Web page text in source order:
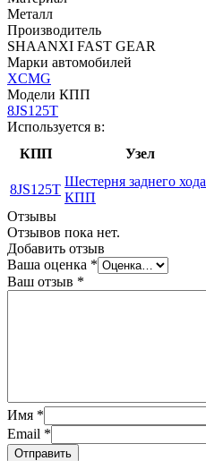
Металл
Производитель
SHAANXI FAST GEAR
Марки автомобилей
XCMG
Модели КПП
8JS125T
Используется в:
КПП
Узел
8JS125T
Шестерня заднего хода
КПП
Отзывы
Отзывов пока нет.
Добавить отзыв
Ваша оценка *
Ваш отзыв *
Имя *
Email *
Отправить